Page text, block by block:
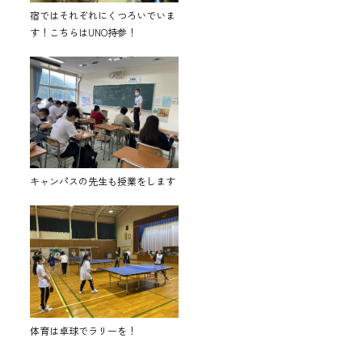
宿ではそれぞれにくつろいでいま
す！こちらはUNO持参！
キャンパスの先生も授業をします
体育は卓球でラリーを！